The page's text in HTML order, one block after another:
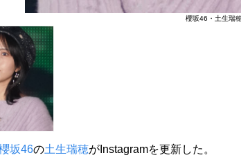
櫻坂46・土生瑞
坂46の土生瑞穂がInstagramを更新した。